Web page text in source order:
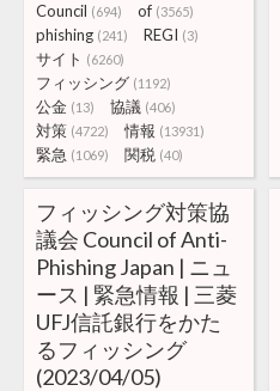
Council (694) of (3565)
phishing (241) REGI (3)
サイト (6260)
フィッシング (1192)
公金 (13) 協議 (406)
対策 (4722) 情報 (13931)
緊急 (1069) 関税 (40)
フィッシング対策協
議会 Council of Anti-
Phishing Japan | ニュ
ース | 緊急情報 | 三菱
UFJ信託銀行をかた
るフィッシング
(2023/04/05)